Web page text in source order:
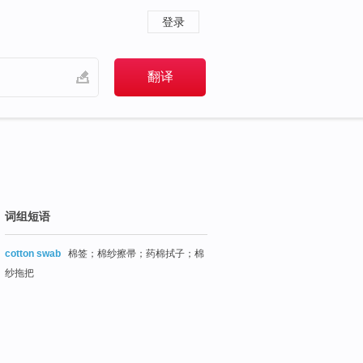
登录
词组短语
cotton swab
棉签；棉纱擦帚；药棉拭子；棉
纱拖把